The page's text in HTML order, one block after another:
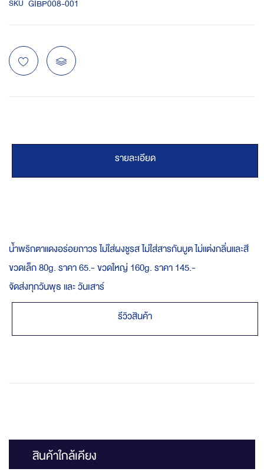
SKU GIBP008-001
รายละเอียด
น้ำพริกตาแดงอร่อยถาวร ไม่ใส่ผงชูรส ไม่ใส่สารกันบูต ไม่แต่งกลิ่นและสี
ขวดเล็ก 80g. ราคา 65.- ขวดใหญ่ 160g. ราคา 145.-
จัดส่งทุกวันพุธ และ วันเสาร์
รีวิวสินค้า
สินค้าใกล้เคียง